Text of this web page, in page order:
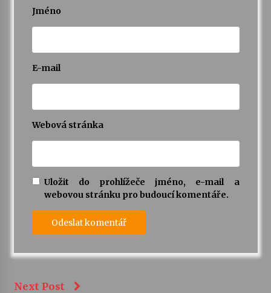
Jméno
E-mail
Webová stránka
Uložit do prohlížeče jméno, e-mail a
webovou stránku pro budoucí komentáře.
Next Post